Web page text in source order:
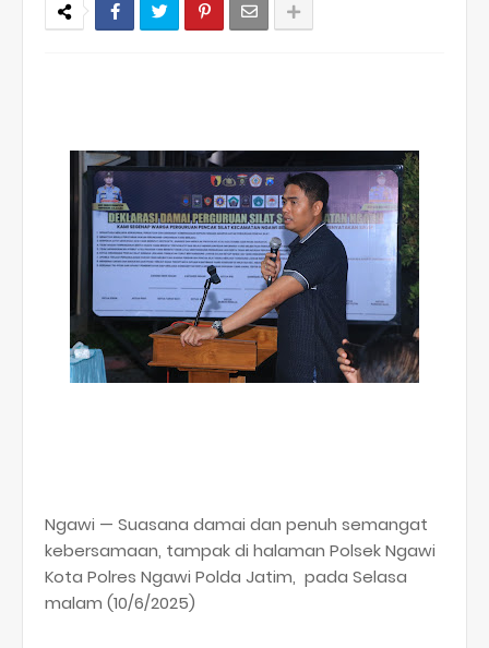
Ngawi — Suasana damai dan penuh semangat
kebersamaan, tampak di halaman Polsek Ngawi
Kota Polres Ngawi Polda Jatim, pada Selasa
malam (10/6/2025)